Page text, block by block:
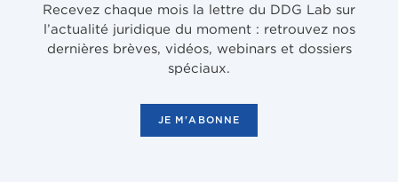
Recevez chaque mois la lettre du DDG Lab sur
l’actualité juridique du moment : retrouvez nos
dernières brèves, vidéos, webinars et dossiers
spéciaux.
JE M'ABONNE